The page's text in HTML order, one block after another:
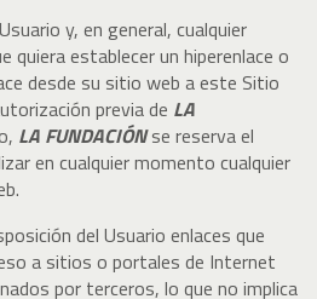
y, en general, cualquier
quiera establecer un hiperenlace o
desde su sitio web a este Sitio
previa de LA
LA FUNDACIÓNse reserva el
en cualquier momento cualquier
del Usuario enlaces que
a sitios o portales de Internet
por terceros, lo que no implica